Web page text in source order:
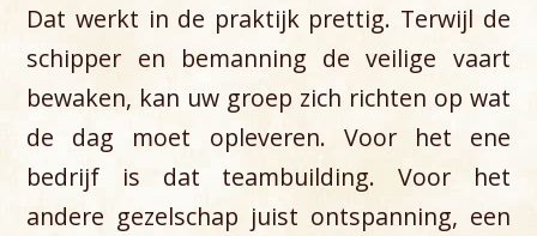
Dat werkt in de praktijk prettig. Terwijl de
schipper en bemanning de veilige vaart
bewaken, kan uw groep zich richten op wat
de dag moet opleveren. Voor het ene
bedrijf is dat teambuilding. Voor het
andere gezelschap juist ontspanning, een